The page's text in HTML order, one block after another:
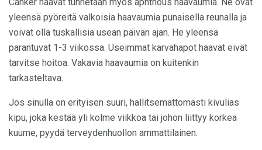
yleensä pyöreitä valkoisia haavaumia punaisella reunalla ja
voivat olla tuskallisia usean päivän ajan. He yleensä
parantuvat 1-3 viikossa. Useimmat karvahapot haavat eivät
tarvitse hoitoa. Vakavia haavaumia on kuitenkin
tarkasteltava.
Jos sinulla on erityisen suuri, hallitsemattomasti kivulias
kipu, joka kestää yli kolme viikkoa tai johon liittyy korkea
kuume, pyydä terveydenhuollon ammattilainen.